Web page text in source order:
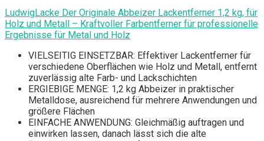
LudwigLacke Der Originale Abbeizer Lackentferner 1,2 kg, für
Holz und Metall – Kraftvoller Farbentferner für professionelle
Ergebnisse für Metal und Holz
VIELSEITIG EINSETZBAR: Effektiver Lackentferner für
verschiedene Oberflächen wie Holz und Metall, entfernt
zuverlässig alte Farb- und Lackschichten
ERGIEBIGE MENGE: 1,2 kg Abbeizer in praktischer
Metalldose, ausreichend für mehrere Anwendungen und
größere Flächen
EINFACHE ANWENDUNG: Gleichmäßig auftragen und
einwirken lassen, danach lässt sich die alte